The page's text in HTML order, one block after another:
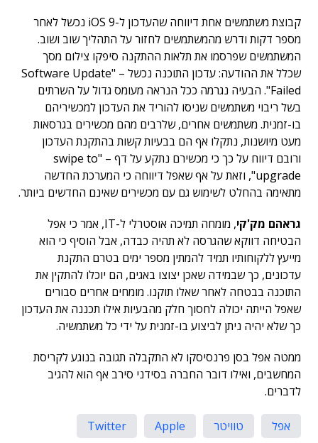
קבוצת משתמשים אחת דיווחה שהעדכון ל-iOS 9 נכשל לאחר
מספר דקות ודרש מהמשתמשים לחזור על התהליך שוב ושוב.
המשתמשים שפרסמו את תלאות ההתקנה סיפקו צילום מסך
שכלל את ההודעה: עדכון התוכנה נכשל – "Software Update
Failed". הבעיה נגרמה ככל הנראה מעומס גדול על השרתים
בשל ריבוי משתמשים שניסו להוריד את העדכון למכשיריהם
בו-זמנית. משתמשים אחרים, שלרבים מהם מכשירים בגרסאות
מעט מיושנות, נתקלו אף הם בבעיות קשות בהתקנת העדכון
ורובם דיווח על כך כי מכשירם נתקע על דף – "swipe to
upgrade", וזאת על אף שאפל דיווחה כי המערכת החדשה
מתאימה בהחלט לשימוש גם עם מכשירים שאינם החדשים ביותר.
גראהם מק'קי
, מומחה תמיכה אוסטרלי ל-IT, אמר כי אפל
הבטיחה דווקא שהגרסה לא תהיה כבדה, אבל הוסיף כי הוא
מייעץ ללקוחותיו תמיד להמתין מספר ימים בטרם התקנת
עדכונים, כך שבמידה שאכן יצוצו באגים, הם יוכלו להתקין את
התוכנה בבטחה לאחר שאלו תוקנו. מומחים אחרים סבורים
שאפל הייתה יכולה לחסוך חלק מהבעיות אילו תכננה את העדכון
כך שלא יהיה ניתן לביצוע בו-זמנית על ידי כל משתמשיה.
ממטה אפל בסן פרנסיסקו לא התקבלה תגובה בנוגע לקריסת
המחשבים, ואילו דובר החברה בסידני סירב אף הוא להגיב
לדברים.
אפל טוויטר Apple
Twitter